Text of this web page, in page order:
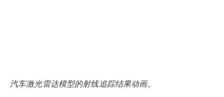
汽车激光雷达模型的射线追踪结果动画。